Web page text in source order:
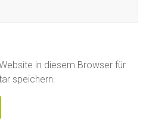
in diesem Browser für
speichern.